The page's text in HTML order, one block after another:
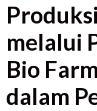
melalui
Bio
dalam